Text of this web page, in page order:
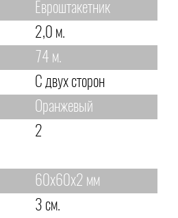
Евроштакетник
2,0 м.
74 м.
С двух сторон
Оранжевый
2
60х60х2 мм
3 см.